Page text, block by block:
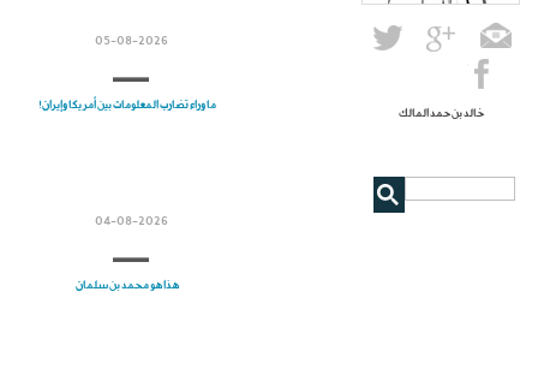
خالد بن حمد المالك
05-08-2026
ما وراء تضارب المعلومات بين أمريكا وإيران!
04-08-2026
هذا هو محمد بن سلمان